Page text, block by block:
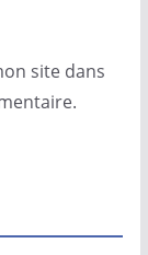
site dans